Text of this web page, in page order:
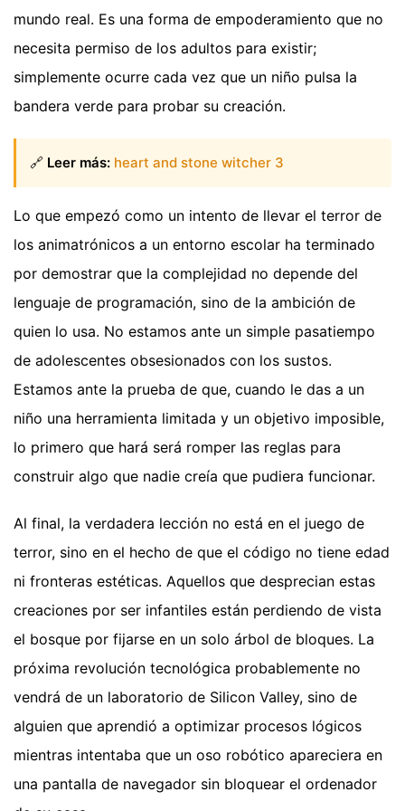
mundo real. Es una forma de empoderamiento que no
necesita permiso de los adultos para existir;
simplemente ocurre cada vez que un niño pulsa la
bandera verde para probar su creación.
🔗 Leer más: heart and stone witcher 3
Lo que empezó como un intento de llevar el terror de
los animatrónicos a un entorno escolar ha terminado
por demostrar que la complejidad no depende del
lenguaje de programación, sino de la ambición de
quien lo usa. No estamos ante un simple pasatiempo
de adolescentes obsesionados con los sustos.
Estamos ante la prueba de que, cuando le das a un
niño una herramienta limitada y un objetivo imposible,
lo primero que hará será romper las reglas para
construir algo que nadie creía que pudiera funcionar.
Al final, la verdadera lección no está en el juego de
terror, sino en el hecho de que el código no tiene edad
ni fronteras estéticas. Aquellos que desprecian estas
creaciones por ser infantiles están perdiendo de vista
el bosque por fijarse en un solo árbol de bloques. La
próxima revolución tecnológica probablemente no
vendrá de un laboratorio de Silicon Valley, sino de
alguien que aprendió a optimizar procesos lógicos
mientras intentaba que un oso robótico apareciera en
una pantalla de navegador sin bloquear el ordenador